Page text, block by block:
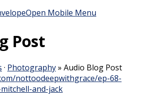
Open Mobile Menu
Post
· Photography» Audio Blog Post
nottoodeepwithgrace/ep-68-
and-jack